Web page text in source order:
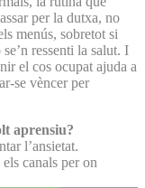
per la dutxa, no
menús, sobretot si
ressenti la salut. I
el cos ocupat ajuda a
se vèncer per
aprensiu?
l’ansietat.
canals per on